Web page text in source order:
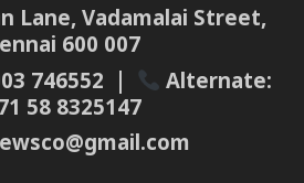
Lane, Vadamalai Street,
600 007
746552
Alternate:
58 8325147